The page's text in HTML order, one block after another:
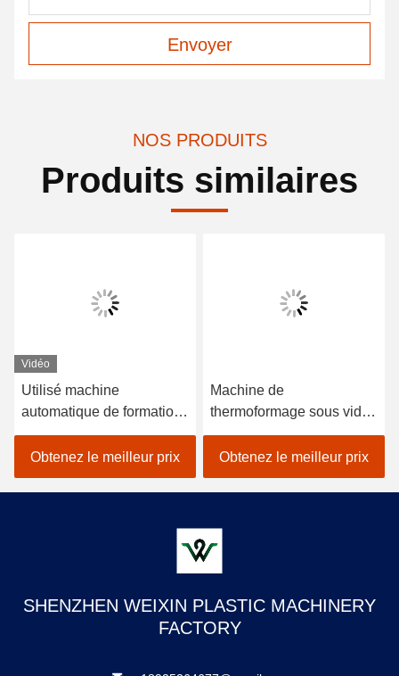
Envoyer
NOS PRODUITS
Produits similaires
Vidéo
Utilisé machine
automatique de formation
sous vide en plastique à
ampoules pour fabriquer
des plaques jetables
Obtenez le meilleur prix
Machine de
thermoformage sous vide
refroidie à l'eau 220V
380V
Obtenez le meilleur prix
SHENZHEN WEIXIN PLASTIC MACHINERY
FACTORY